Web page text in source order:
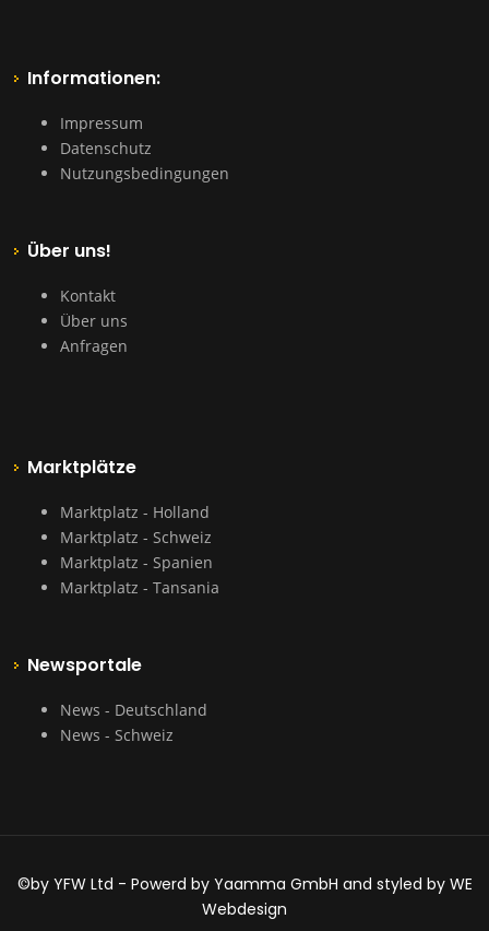
Informationen:
Impressum
Datenschutz
Nutzungsbedingungen
Über uns!
Kontakt
Über uns
Anfragen
Marktplätze
Marktplatz - Holland
Marktplatz - Schweiz
Marktplatz - Spanien
Marktplatz - Tansania
Newsportale
News - Deutschland
News - Schweiz
©by YFW Ltd - Powerd by Yaamma GmbH and styled by WE
Webdesign